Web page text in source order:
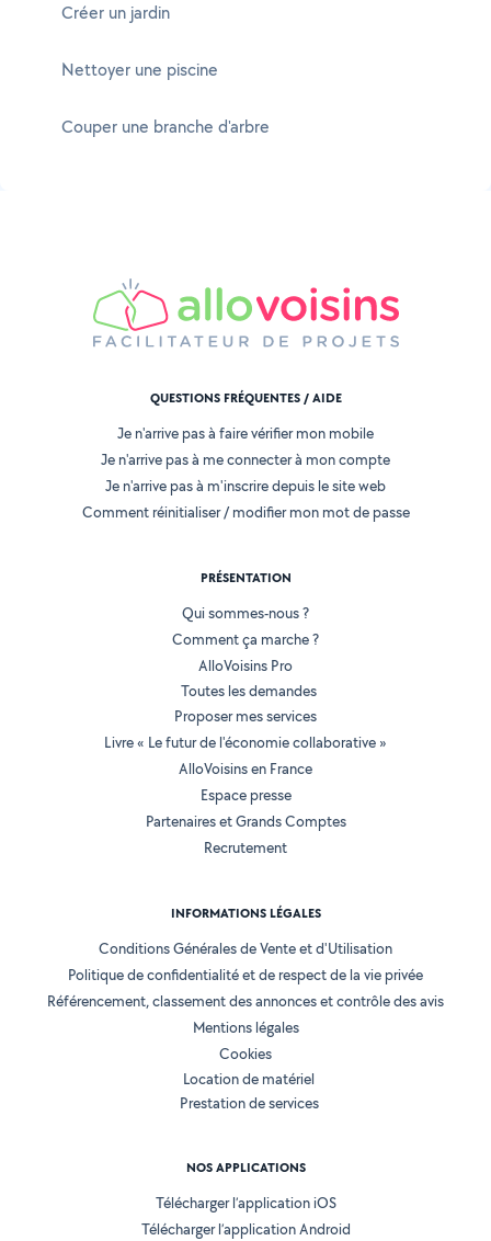
Créer un jardin
Nettoyer une piscine
Couper une branche d'arbre
QUESTIONS FRÉQUENTES / AIDE
Je n'arrive pas à faire vérifier mon mobile
Je n'arrive pas à me connecter à mon compte
Je n'arrive pas à m'inscrire depuis le site web
Comment réinitialiser / modifier mon mot de passe
PRÉSENTATION
Qui sommes-nous ?
Comment ça marche ?
AlloVoisins Pro
Toutes les demandes
Proposer mes services
Livre « Le futur de l'économie collaborative »
AlloVoisins en France
Espace presse
Partenaires et Grands Comptes
Recrutement
INFORMATIONS LÉGALES
Conditions Générales de Vente et d'Utilisation
Politique de confidentialité et de respect de la vie privée
Référencement, classement des annonces et contrôle des avis
Mentions légales
Cookies
Location de matériel
Prestation de services
NOS APPLICATIONS
Télécharger l’application iOS
Télécharger l’application Android